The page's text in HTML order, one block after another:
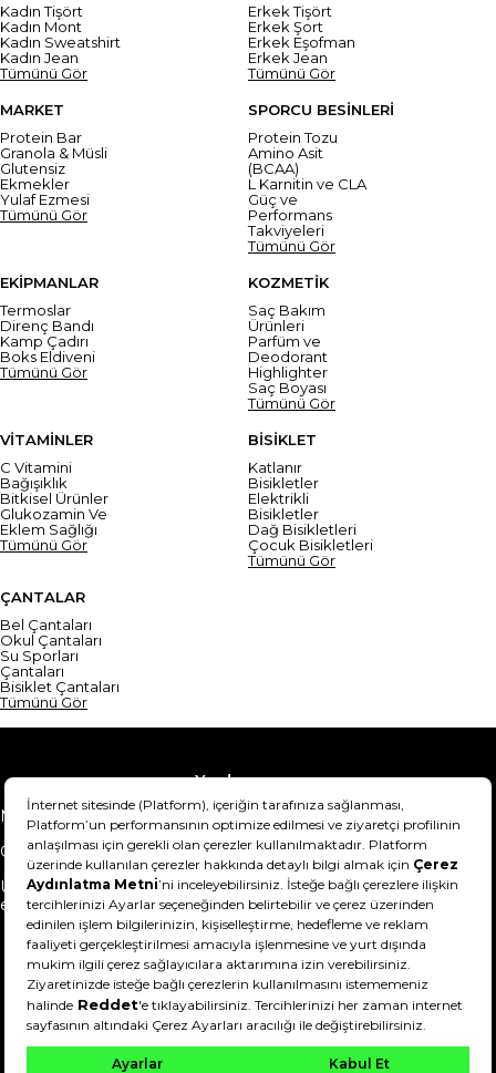
Kadın Tişört
Kadın Mont
Kadın Sweatshirt
Kadın Jean
Tümünü Gör
Erkek Tişört
Erkek Şort
Erkek Eşofman
Erkek Jean
Tümünü Gör
MARKET
Protein Bar
Granola & Müsli
Glutensiz
Ekmekler
Yulaf Ezmesi
Tümünü Gör
SPORCU BESİNLERİ
Protein Tozu
Amino Asit
(BCAA)
L Karnitin ve CLA
Güç ve
Performans
Takviyeleri
Tümünü Gör
EKİPMANLAR
Termoslar
Direnç Bandı
Kamp Çadırı
Boks Eldiveni
Tümünü Gör
KOZMETİK
Saç Bakım
Ürünleri
Parfüm ve
Deodorant
Highlighter
Saç Boyası
Tümünü Gör
VİTAMİNLER
C Vitamini
Bağışıklık
Bitkisel Ürünler
Glukozamin Ve
Eklem Sağlığı
Tümünü Gör
BİSİKLET
Katlanır
Bisikletler
Elektrikli
Bisikletler
Dağ Bisikletleri
Çocuk Bisikletleri
Tümünü Gör
ÇANTALAR
Bel Çantaları
Okul Çantaları
Su Sporları
Çantaları
Bisiklet Çantaları
Tümünü Gör
Yardım
Mesafeli Satış Sözleşmesi
Teslimat Bilgisi
Gizlilik Sözleşmesi
Şartlar & Koşullar
Ürünümü nasıl iade
edebilirim?
Hakkımızda
DeFactoFIT ©️ 2022-2026. Tüm hakları saklıdır.